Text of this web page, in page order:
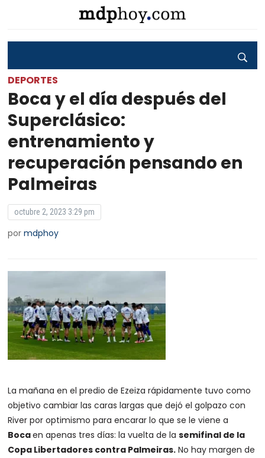
DEPORTES
Boca y el día después del
Superclásico:
entrenamiento y
recuperación pensando en
Palmeiras
octubre 2, 2023 3:29 pm
pormdphoy
La mañana en el predio de Ezeiza rápidamente tuvo como
objetivo cambiar las caras largas que dejó el golpazo con
River por optimismo para encarar lo que se le viene a
Bocaen apenas tres días: la vuelta de lasemifinal de la
Copa Libertadores contra Palmeiras. No hay margen de